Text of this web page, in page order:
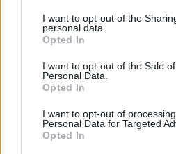
I want to opt-out of the
personal data.
Opted In
I want to opt-out of the Sale
Personal Data.
Opted In
I want to opt-out of
Personal Data for Targeted
Opted In
Θοδωρής Φέρρης
Με χαρακτηριστικό
τραγουδιστής αποκάλυψε
εξηγώντας πως το γκρι
σχεδόν στην τύχη λίγο